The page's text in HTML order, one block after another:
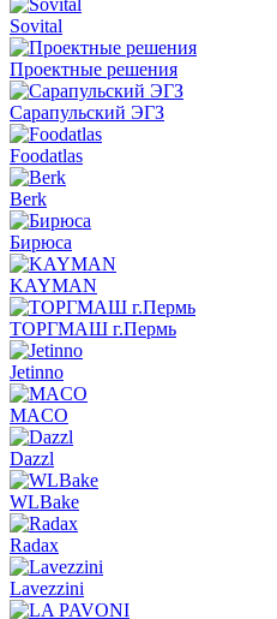
Sovital
Проектные решения
Сарапульский ЭГЗ
Foodatlas
Berk
Бирюса
KAYMAN
ТОРГМАШ г.Пермь
Jetinno
MACO
Dazzl
WLBake
Radax
Lavezzini